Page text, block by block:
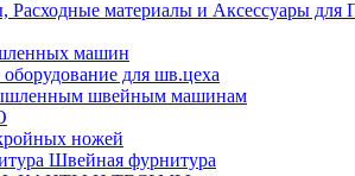
машин
для шв.цеха
швейным машинам
ножей
Швейная фурнитура